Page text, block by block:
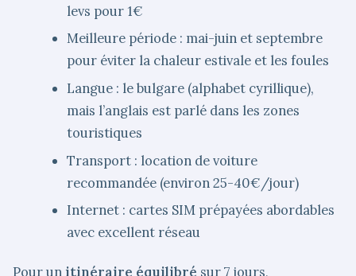
levs pour 1€
Meilleure période : mai-juin et septembre
pour éviter la chaleur estivale et les foules
Langue : le bulgare (alphabet cyrillique),
mais l’anglais est parlé dans les zones
touristiques
Transport : location de voiture
recommandée (environ 25-40€/jour)
Internet : cartes SIM prépayées abordables
avec excellent réseau
Pour un itinéraire équilibré sur 7 jours,